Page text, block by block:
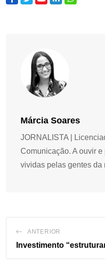
Márcia Soares
JORNALISTA |
Comunicação. A ouvir
vividas pelas gentes da
ANTERIOR
Investimento